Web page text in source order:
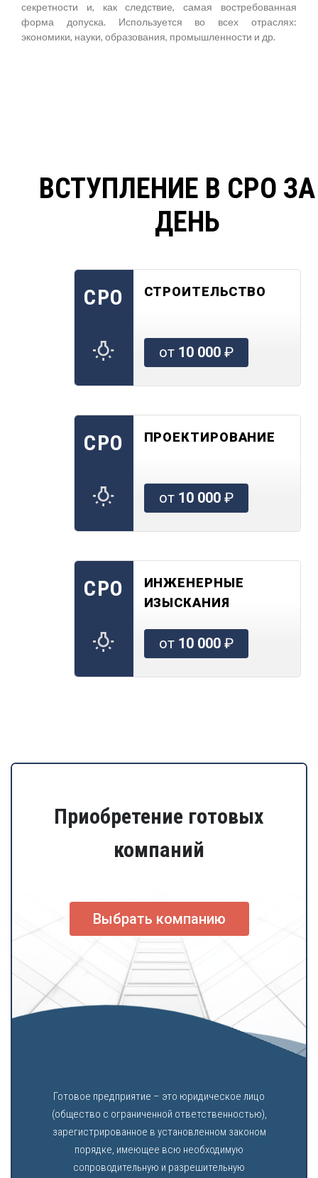
секретности и, как следствие, самая востребованная
форма допуска. Используется во всех отраслях:
экономики, науки, образования, промышленности и др.
ВСТУПЛЕНИЕ В СРО
ДЕНЬ
СРО СТРОИТЕЛЬСТВО
от 10 000₽
СРО ПРОЕКТИРОВАНИЕ
от 10 000₽
СРО
ИНЖЕНЕРНЫЕ
ИЗЫСКАНИЯ
от 10 000₽
Приобретение готовых
компаний
Выбрать компанию
Готовое предприятие – это юридическое лицо
(общество с ограниченной ответственностью),
зарегистрированное в установленном законом
порядке, имеющее всю необходимую
сопроводительную и разрешительную